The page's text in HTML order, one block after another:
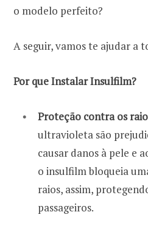
o modelo perfeito?
A seguir, vamos te ajudar a
Por que Instalar Insulfilm?
Proteção contra os
ultravioleta são
causar danos à pele e
o insulfilm bloqueia
raios, assim,
passageiros.